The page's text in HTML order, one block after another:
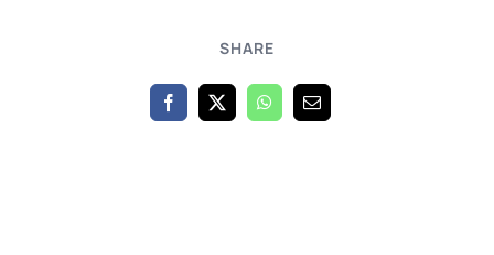
SHARE